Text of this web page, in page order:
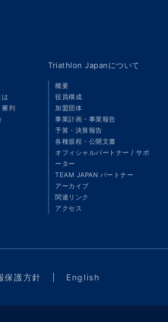
審判
Triathlon Japanについて
概要
役員構成
加盟団体
事業計画・事業報告
予算・決算報告
各種規程・公開文書
オフィシャルパートナー / サポ
ーター
TEAM JAPAN パートナー
アーカイブ
関連リンク
アクセス
保護方針 English